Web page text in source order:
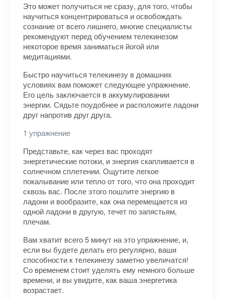
Это может получиться не сразу, для того, чтобы
научиться концентрироваться и освобождать
сознание от всего лишнего, многие специалисты
рекомендуют перед обучением телекинезом
некоторое время заниматься йогой или
медитациями.
Быстро научиться телекинезу в домашних
условиях вам поможет следующее упражнение.
Его цель заключается в аккумулировании
энергии. Сядьте поудобнее и расположите ладони
друг напротив друг друга.
1 упражнение
Представьте, как через вас проходят
энергетические потоки, и энергия скапливается в
солнечном сплетении. Ощутите легкое
покалывание или тепло от того, что она проходит
сквозь вас. После этого пошлите энергию в
ладони и вообразите, как она перемещается из
одной ладони в другую, течет по запястьям,
плечам.
Вам хватит всего 5 минут на это упражнение, и,
если вы будете делать его регулярно, ваши
способности к телекинезу заметно увеличатся!
Со временем стоит уделять ему немного больше
времени, и вы увидите, как ваша энергетика
возрастает.